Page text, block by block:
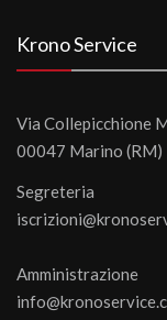
Krono Service
Via Collepicchione
00047 Marino (RM)
Segreteria
Amministrazione